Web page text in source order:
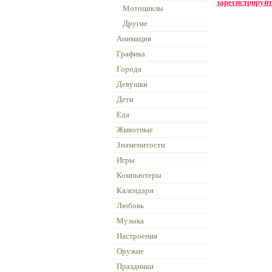
Мотоциклы
Другие
Анимация
Графика
Города
Девушки
Дети
Еда
Животные
Знаменитости
Игры
Компьютеры
Календари
Любовь
Музыка
Настроения
Оружие
Праздники